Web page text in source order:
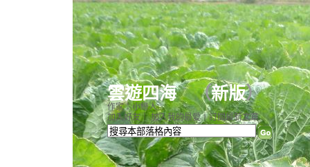
雲遊四海（新版）
加入好友｜加入我的最愛｜訂閱最新文章
作家：小綠人